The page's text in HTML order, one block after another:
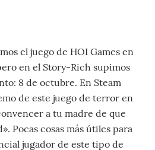
el juego de HOI Games en
en el Story-Rich supimos
8 de octubre. En Steam
de este juego de terror en
a tu madre de que
Pocas cosas más útiles para
jugador de este tipo de